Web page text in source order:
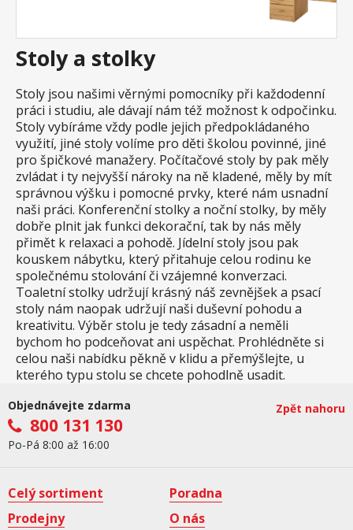
Stoly a stolky
Stoly jsou našimi věrnými pomocníky při každodenní
práci i studiu, ale dávají nám též možnost k odpočinku.
Stoly vybíráme vždy podle jejich předpokládaného
využití, jiné stoly volíme pro děti školou povinné, jiné
pro špičkové manažery. Počítačové stoly by pak měly
zvládat i ty nejvyšší nároky na ně kladené, měly by mít
správnou výšku i pomocné prvky, které nám usnadní
naši práci. Konferenční stolky a noční stolky, by měly
dobře plnit jak funkci dekorační, tak by nás měly
přimět k relaxaci a pohodě. Jídelní stoly jsou pak
kouskem nábytku, který přitahuje celou rodinu ke
společnému stolování či vzájemné konverzaci.
Toaletní stolky udržují krásný náš zevnějšek a psací
stoly nám naopak udržují naši duševní pohodu a
kreativitu. Výběr stolu je tedy zásadní a neměli
bychom ho podceňovat ani uspěchat. Prohlédněte si
celou naši nabídku pěkně v klidu a přemýšlejte, u
kterého typu stolu se chcete pohodlně usadit.
Objednávejte zdarma
800 131 130
Po-Pá 8:00 až 16:00
Zpět nahoru
Celý sortiment
Poradna
Prodejny
O nás